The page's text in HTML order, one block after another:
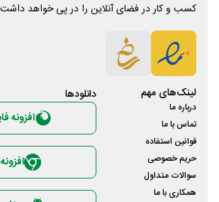
کسب و کار در فضای آنلاین را در پی خواهد
لینک‌های مهم
درباره ما
تماس با ما
قوانین استفاده
حریم خصوصی
سوالات متداول
همکاری با ما
دانلود‌ها
افزونه